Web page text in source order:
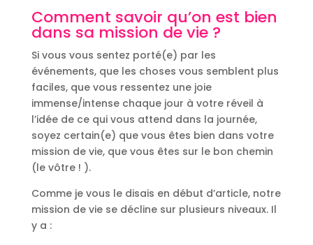
Comment savoir qu’on est bien
dans sa mission de vie ?
Si vous vous sentez porté(e) par les
événements, que les choses vous semblent plus
faciles, que vous ressentez une joie
immense/intense chaque jour à votre réveil à
l’idée de ce qui vous attend dans la journée,
soyez certain(e) que vous êtes bien dans votre
mission de vie, que vous êtes sur le bon chemin
(le vôtre ! ).
Comme je vous le disais en début d’article, notre
mission de vie se décline sur plusieurs niveaux. Il
y a :